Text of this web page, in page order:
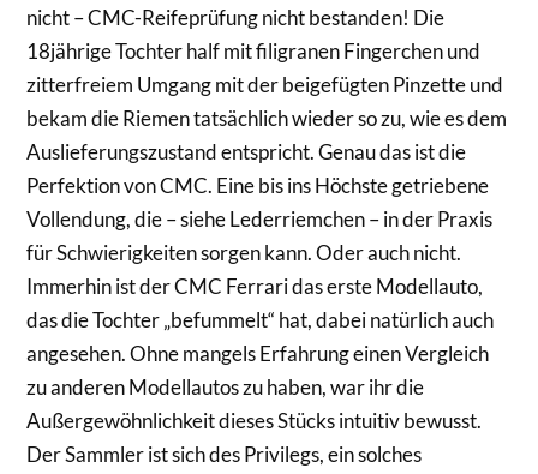
nicht – CMC-Reifeprüfung nicht bestanden! Die
18jährige Tochter half mit filigranen Fingerchen und
zitterfreiem Umgang mit der beigefügten Pinzette und
bekam die Riemen tatsächlich wieder so zu, wie es dem
Auslieferungszustand entspricht. Genau das ist die
Perfektion von CMC. Eine bis ins Höchste getriebene
Vollendung, die – siehe Lederriemchen – in der Praxis
für Schwierigkeiten sorgen kann. Oder auch nicht.
Immerhin ist der CMC Ferrari das erste Modellauto,
das die Tochter „befummelt“ hat, dabei natürlich auch
angesehen. Ohne mangels Erfahrung einen Vergleich
zu anderen Modellautos zu haben, war ihr die
Außergewöhnlichkeit dieses Stücks intuitiv bewusst.
Der Sammler ist sich des Privilegs, ein solches